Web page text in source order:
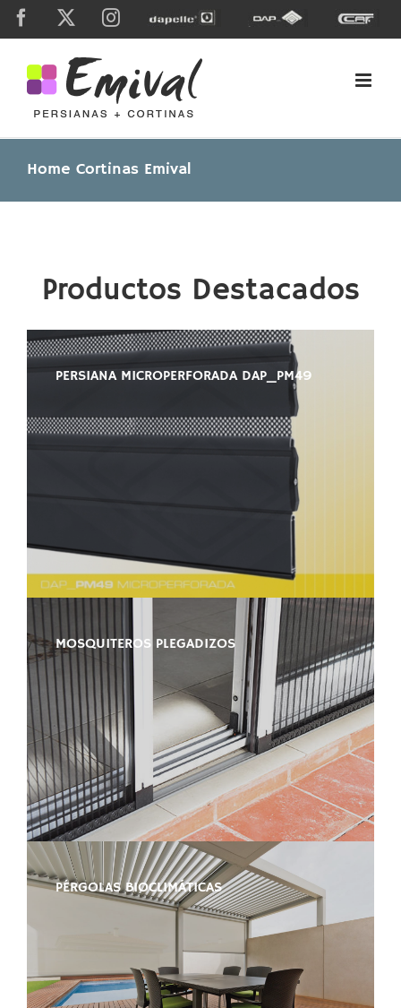
Skip
Facebook Instagram
Dapelle
Grupo
Dap
Caf
Home Cortinas Emival
Productos Destacados
PERSIANA MICROPERFORADA DAP_PM49
MOSQUITEROS PLEGADIZOS
PÉRGOLAS BIOCLIMÁTICAS